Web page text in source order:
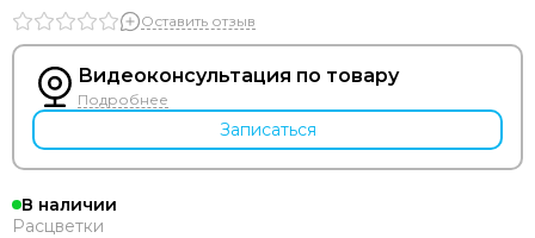
Оставить отзыв
Видеоконсультация по товару
Подробнее
Записаться
В наличии
Расцветки